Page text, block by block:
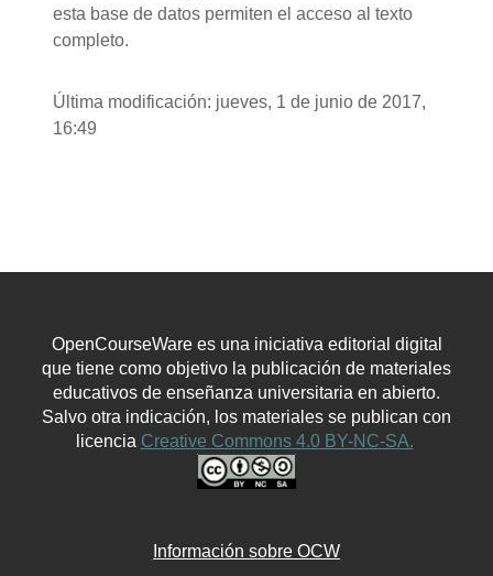
esta base de datos permiten el acceso al texto
completo.
Última modificación: jueves, 1 de junio de 2017,
16:49
OpenCourseWare es una iniciativa editorial digital
que tiene como objetivo la publicación de materiales
educativos de enseñanza universitaria en abierto.
Salvo otra indicación, los materiales se publican con
licencia Creative Commons 4.0 BY-NC-SA.
Información sobre OCW